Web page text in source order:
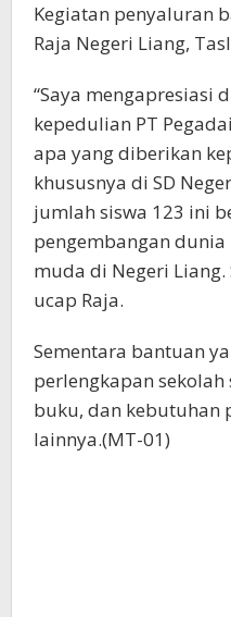
Kegiatan penyaluran
Raja Negeri Liang,
“Saya mengapresiasi
kepedulian PT
apa yang diberikan
khususnya di SD
jumlah siswa 123 ini
pengembangan
muda di Negeri
ucap Raja.
Sementara bantuan
perlengkapan
buku, dan kebutuhan
lainnya.(MT-01)